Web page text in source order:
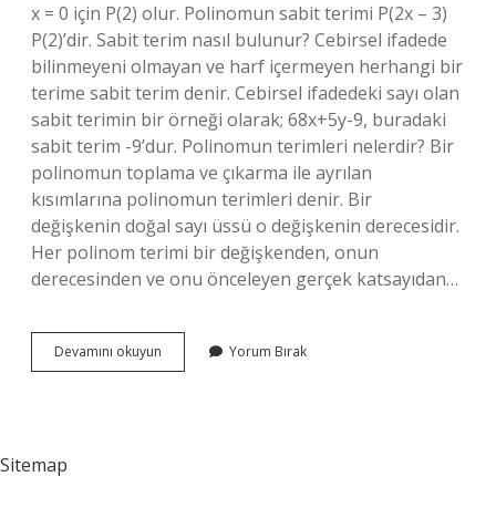
x = 0 için P(2) olur. Polinomun sabit terimi P(2x – 3)
P(2)’dir. Sabit terim nasıl bulunur? Cebirsel ifadede
bilinmeyeni olmayan ve harf içermeyen herhangi bir
terime sabit terim denir. Cebirsel ifadedeki sayı olan
sabit terimin bir örneği olarak; 68x+5y-9, buradaki
sabit terim -9’dur. Polinomun terimleri nelerdir? Bir
polinomun toplama ve çıkarma ile ayrılan
kısımlarına polinomun terimleri denir. Bir
değişkenin doğal sayı üssü o değişkenin derecesidir.
Her polinom terimi bir değişkenden, onun
derecesinden ve onu önceleyen gerçek katsayıdan…
Devamını okuyun Polinomun
Sabit
Yorum Bırak
Sitemap